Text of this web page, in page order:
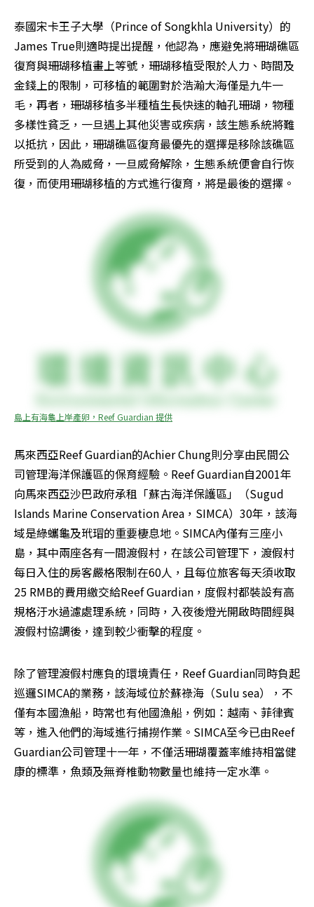
泰國宋卡王子大學（Prince of Songkhla University）的
James True則適時提出提醒，他認為，應避免將珊瑚礁區
復育與珊瑚移植畫上等號，珊瑚移植受限於人力、時間及
金錢上的限制，可移植的範圍對於浩瀚大海僅是九牛一
毛，再者，珊瑚移植多半種植生長快速的軸孔珊瑚，物種
多樣性貧乏，一旦遇上其他災害或疾病，該生態系統將難
以抵抗，因此，珊瑚礁區復育最優先的選擇是移除該礁區
所受到的人為威脅，一旦威脅解除，生態系統便會自行恢
復，而使用珊瑚移植的方式進行復育，將是最後的選擇。
島上有海龜上岸產卵，Reef Guardian 提供
馬來西亞Reef Guardian的Achier Chung則分享由民間公
司管理海洋保護區的保育經驗。Reef Guardian自2001年
向馬來西亞沙巴政府承租「蘇古海洋保護區」（Sugud
Islands Marine Conservation Area，SIMCA）30年，該海
域是綠蠵龜及玳瑁的重要棲息地。SIMCA內僅有三座小
島，其中兩座各有一間渡假村，在該公司管理下，渡假村
每日入住的房客嚴格限制在60人，且每位旅客每天須收取
25 RMB的費用繳交給Reef Guardian，度假村都裝設有高
規格汙水過濾處理系統，同時，入夜後燈光開啟時間經與
渡假村協調後，達到較少衝擊的程度。
除了管理渡假村應負的環境責任，Reef Guardian同時負起
巡邏SIMCA的業務，該海域位於蘇祿海（Sulu sea），不
僅有本國漁船，時常也有他國漁船，例如：越南、菲律賓
等，進入他們的海域進行捕撈作業。SIMCA至今已由Reef
Guardian公司管理十一年，不僅活珊瑚覆蓋率維持相當健
康的標準，魚類及無脊椎動物數量也維持一定水準。